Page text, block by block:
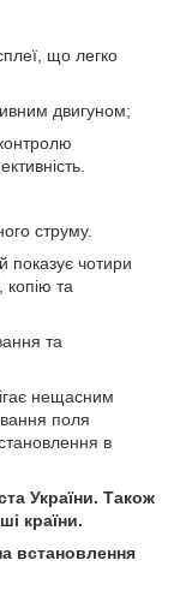
що легко
двигуном;
струму.
показує чотири
копію та
та
нещасним
поля
в
України. Також
країни.
встановлення